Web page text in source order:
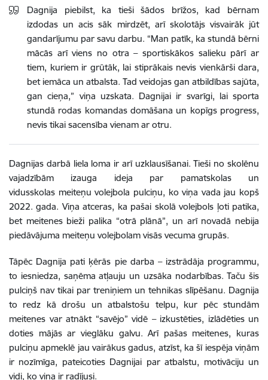
Dagnija piebilst, ka tieši šādos brīžos, kad bērnam
izdodas un acis sāk mirdzēt, arī skolotājs visvairāk jūt
gandarījumu par savu darbu. “Man patīk, ka stundā bērni
mācās arī viens no otra – sportiskākos salieku pārī ar
tiem, kuriem ir grūtāk, lai stiprākais nevis vienkārši dara,
bet iemāca un atbalsta. Tad veidojas gan atbildības sajūta,
gan cieņa,” viņa uzskata. Dagnijai ir svarīgi, lai sporta
stundā rodas komandas domāšana un kopīgs progress,
nevis tikai sacensība vienam ar otru.
Dagnijas darbā liela loma ir arī uzklausīšanai. Tieši no skolēnu
vajadzībām izauga ideja par pamatskolas un
vidusskolas meiteņu volejbola pulciņu, ko viņa vada jau kopš
2022. gada. Viņa atceras, ka pašai skolā volejbols ļoti patika,
bet meitenes bieži palika “otrā plānā”, un arī novadā nebija
piedāvājuma meiteņu volejbolam visās vecuma grupās.
Tāpēc Dagnija pati ķērās pie darba – izstrādāja programmu,
to iesniedza, saņēma atļauju un uzsāka nodarbības. Taču šis
pulciņš nav tikai par treniņiem un tehnikas slīpēšanu. Dagnija
to redz kā drošu un atbalstošu telpu, kur pēc stundām
meitenes var atnākt “savējo” vidē – izkustēties, izlādēties un
doties mājās ar vieglāku galvu. Arī pašas meitenes, kuras
pulciņu apmeklē jau vairākus gadus, atzīst, ka šī iespēja viņām
ir nozīmīga, pateicoties Dagnijai par atbalstu, motivāciju un
vidi, ko viņa ir radījusi.